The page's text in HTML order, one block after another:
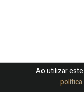
Ao utilizar